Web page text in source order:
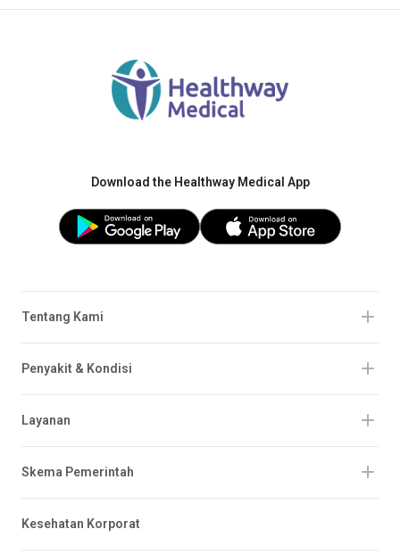
Download the Healthway Medical App
Tentang Kami
Penyakit & Kondisi
Layanan
Skema Pemerintah
Kesehatan Korporat